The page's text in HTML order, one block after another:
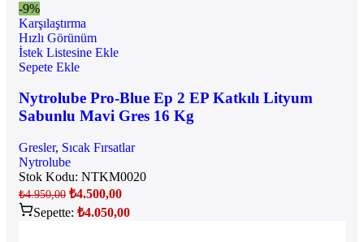
-9%
Karşılaştırma
Hızlı Görünüm
İstek Listesine Ekle
Sepete Ekle
Nytrolube Pro-Blue Ep 2 EP Katkılı Lityum
Sabunlu Mavi Gres 16 Kg
Gresler, Sıcak Fırsatlar
Nytrolube
Stok Kodu: NTKM0020
₺4.950,00 ₺4.500,00
Sepette: ₺4.050,00